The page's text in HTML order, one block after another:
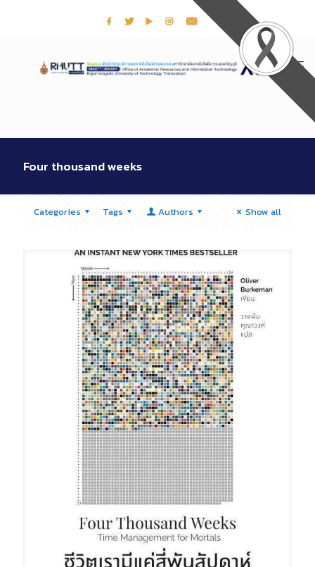
Four thousand weeks
Categories Tags Authors Show all